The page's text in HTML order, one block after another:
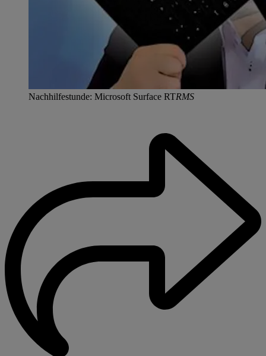
Nachhilfestunde: Microsoft Surface RTRMS